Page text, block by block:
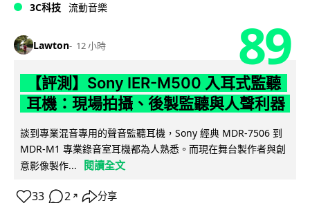
3C科技 流動音樂
Lawton 12 小時 89
【評測】Sony IER-M500 入耳式監聽
耳機：現場拍攝、後製監聽與人聲利器
談到專業混音專用的聲音監聽耳機，Sony 經典 MDR-7506 到
MDR-M1 專業錄音室耳機都為人熟悉。而現在舞台製作者與創
意影像製作...
閱讀全文
33 2 ↗ 分享